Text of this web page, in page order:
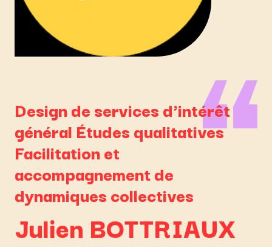
Julien BOTTRIAUX
Design de services d'intérêt
général Études qualitatives
Facilitation et
accompagnement de
dynamiques collectives